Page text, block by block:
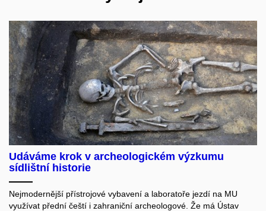
Udáváme krok v archeologickém výzkumu
sídlištní historie
Nejmodernější přístrojové vybavení a laboratoře jezdí na MU
využívat přední čeští i zahraniční archeologové. Že má Ústav